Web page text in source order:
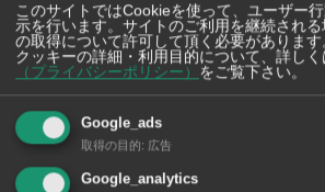
このサイトではCookieを使って、ユーザー
示を行います。サイトのご利用を継続され
の取得について許可して頂く必要があります
クッキーの詳細・利用目的について、詳しく
（プライバシーポリシー）
をご覧下さい。
Google_ads
取得の目的: 広告
Google_analytics